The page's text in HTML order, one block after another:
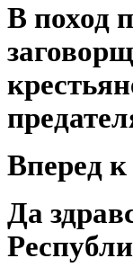
В поход
Вперед
Да